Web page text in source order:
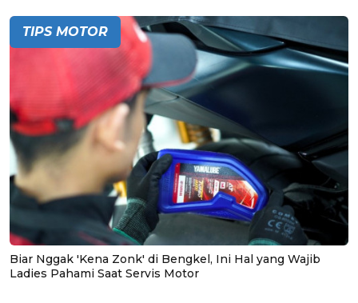
TIPS MOTOR
Biar Nggak 'Kena Zonk' di Bengkel, Ini Hal yang Wajib
Ladies Pahami Saat Servis Motor